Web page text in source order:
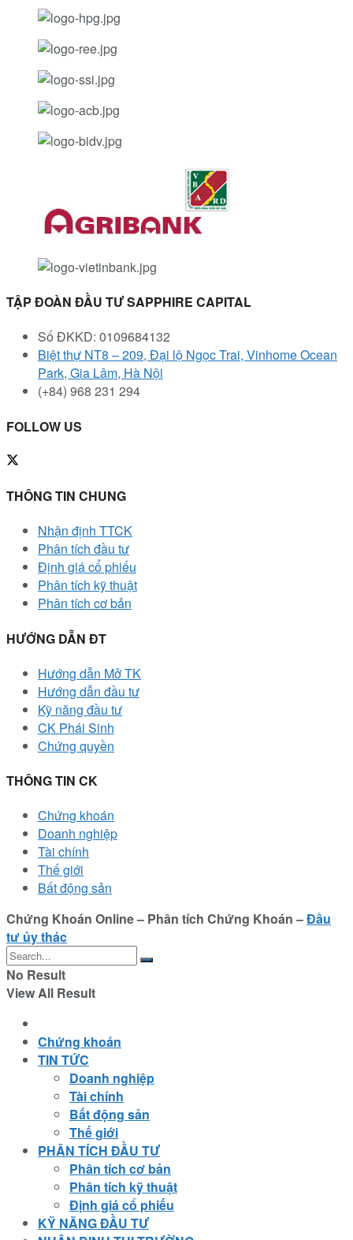
TẬP ĐOÀN ĐẦU TƯ SAPPHIRE CAPITAL
Số ĐKKD: 0109684132
Biệt thự NT8 – 209, Đại lộ Ngọc Trai, Vinhome Ocean
Park, Gia Lâm, Hà Nội
(+84) 968 231 294
FOLLOW US
THÔNG TIN CHUNG
Nhận định TTCK
Phân tích đầu tư
Định giá cổ phiếu
Phân tích kỹ thuật
Phân tích cơ bản
HƯỚNG DẪN ĐT
Hướng dẫn Mở TK
Hướng dẫn đầu tư
Kỹ năng đầu tư
CK Phái Sinh
Chứng quyền
THÔNG TIN CK
Chứng khoán
Doanh nghiệp
Tài chính
Thế giới
Bất động sản
Chứng Khoán Online – Phân tích Chứng Khoán –Đầu
tư ủy thác
No Result
View All Result
Chứng khoán
TIN TỨC
Doanh nghiệp
Tài chính
Bất động sản
Thế giới
PHÂN TÍCH ĐẦU TƯ
Phân tích cơ bản
Phân tích kỹ thuật
Định giá cổ phiếu
KỸ NĂNG ĐẦU TƯ